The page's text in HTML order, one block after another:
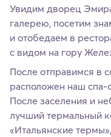
Увидим дворец
галерею, посетим
и отобедаем в
с видом на гору
После отправимся в
расположен наш спа-
После заселения и
лучший термальный
«Итальянские